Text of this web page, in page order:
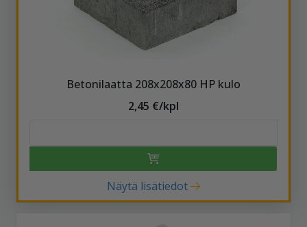
Betonilaatta 208x208x80 HP kulo
2,45 €/kpl
Näytä lisätiedot